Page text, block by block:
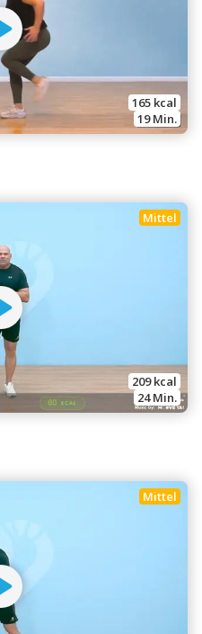
165 kcal
19 Min.
Mittel
209 kcal
24 Min.
Mittel